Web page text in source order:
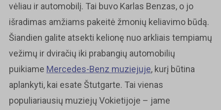
vėliau ir automobilį. Tai buvo Karlas Benzas, o jo
išradimas amžiams pakeitė žmonių keliavimo būdą.
Šiandien galite atsekti kelionę nuo arkliais tempiamų
vežimų ir dviračių iki prabangių automobilių
puikiame Mercedes-Benz muziejuje, kurį būtina
aplankyti, kai esate Štutgarte. Tai vienas
populiariausių muziejų Vokietijoje – jame